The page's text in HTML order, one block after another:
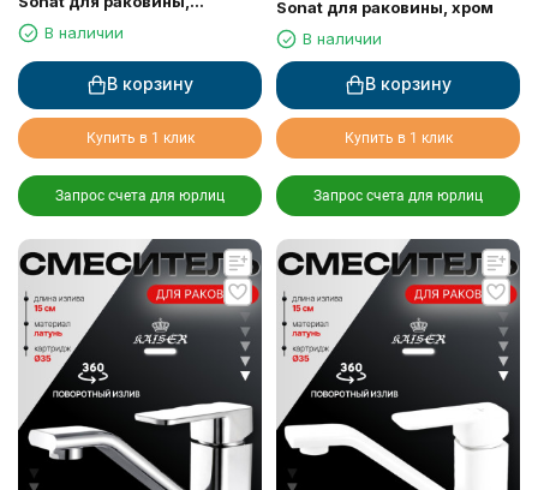
бронзовый
В наличии
В корзину
Купить в 1 клик
Запрос счета для юрлиц
Sonat для раковины, хром
В наличии
В корзину
Купить в 1 клик
Запрос счета для юрлиц